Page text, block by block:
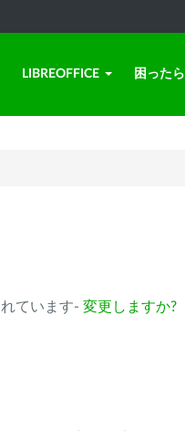
LIBREOFFICE 困ったら
ています- 変更しますか?